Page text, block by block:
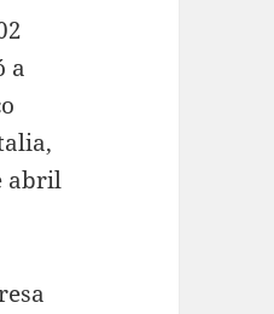
a
abril